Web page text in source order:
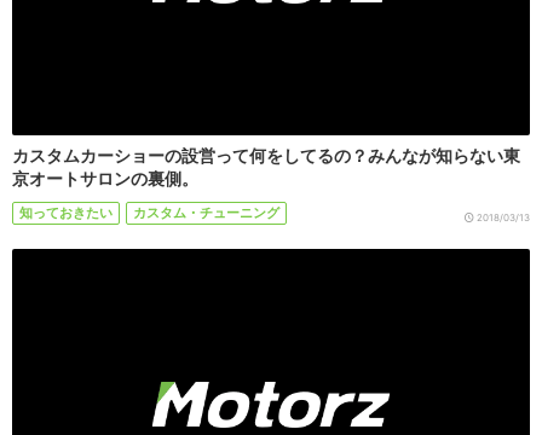
カスタムカーショーの設営って何をしてるの？みんなが知らない東
京オートサロンの裏側。
知っておきたい カスタム・チューニング 2018/03/13